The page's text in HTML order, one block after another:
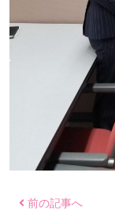
前の記事へ